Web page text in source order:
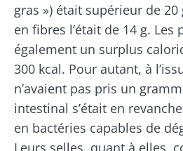
gras ») était supérieur de
en fibres l’était de 14 g.
également un surplus
300 kcal. Pour autant, à
n’avaient pas pris un
intestinal s’était en
en bactéries capables de
Leurs selles, quant à elles,
Ne partez